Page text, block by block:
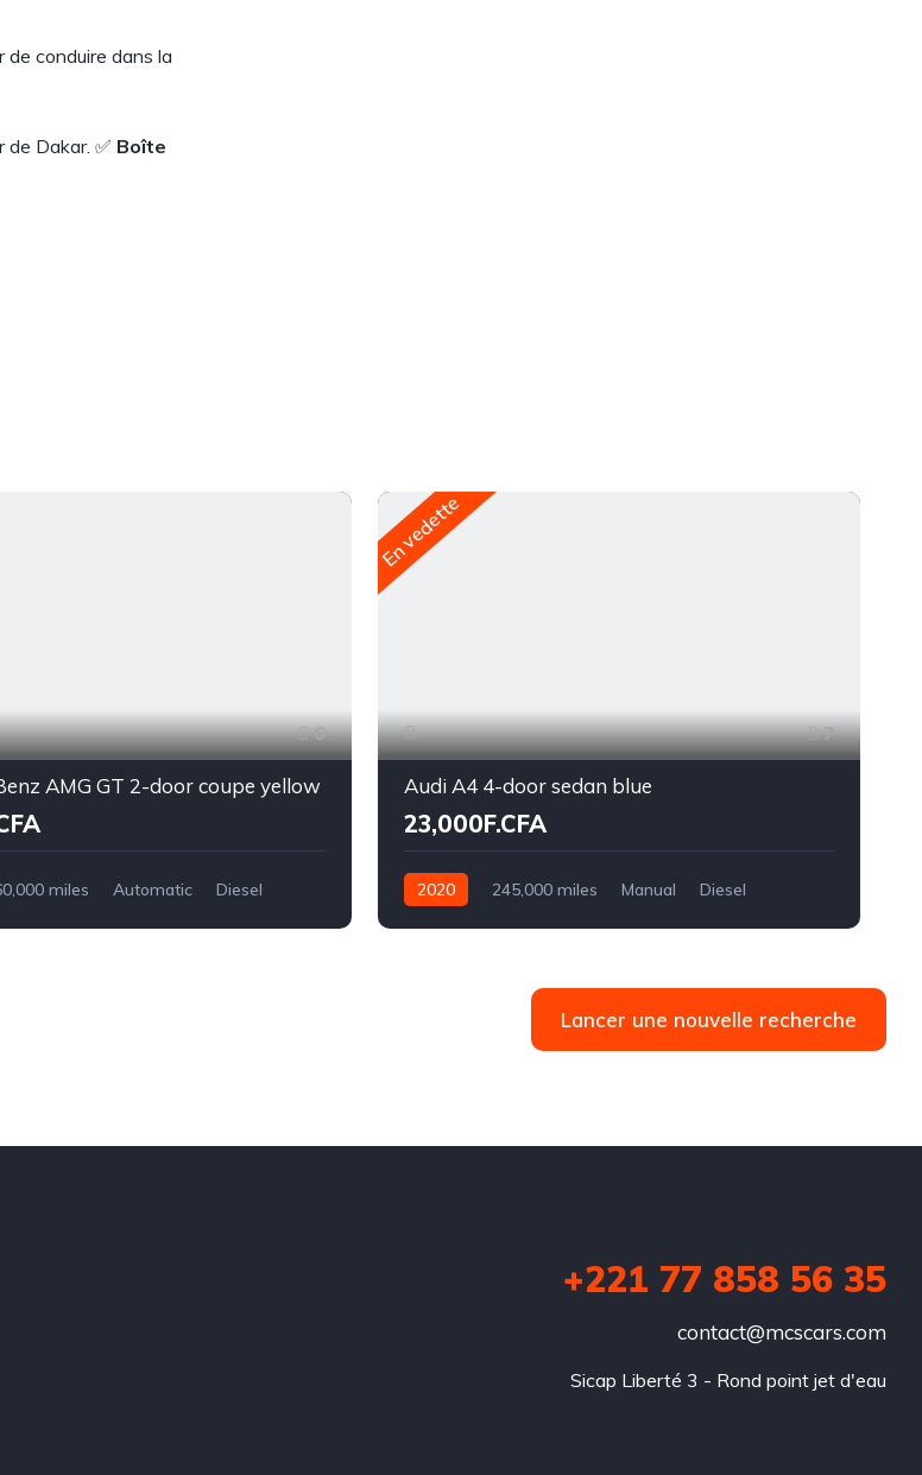
de conduire dans la
de Dakar. ✅ Boîte
6
AMG GT 2-door coupe yellow
miles Automatic
Diesel
En vedette
7
Audi A4 4-door sedan blue
23,000F.CFA
2020 245,000 miles Manual
Diesel
Lancer une nouvelle recherche
+221 77 858 56 35
contact@mcscars.com
Sicap Liberté 3 - Rond point jet d'eau